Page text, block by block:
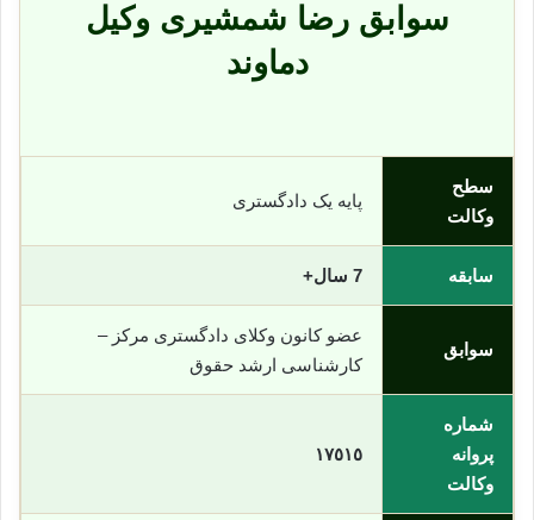
سوابق رضا شمشیری وکیل
دماوند
سطح
وکالت
پایه یک دادگستری
سابقه 7 سال+
سوابق
عضو کانون وکلای دادگستری مرکز –
کارشناسی ارشد حقوق
شماره
پروانه
وکالت
١٧٥١٥